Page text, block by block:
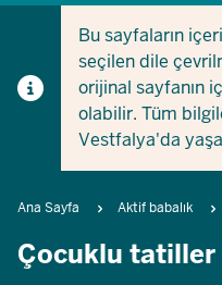
Bu sayfaların
seçilen dile
orijinal sayfanın
olabilir. Tüm
Vestfalya'da
Breadcrumb
Ana Sayfa Aktif babalık
Çocuklu tatiller